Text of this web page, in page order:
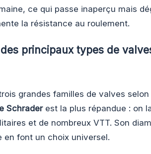
ce qui passe inaperçu mais
la résistance au roulement.
principaux types de
grandes familles de valves
Schraderest la plus répandue : on
et de nombreux VTT. Son
en font un choix universel.